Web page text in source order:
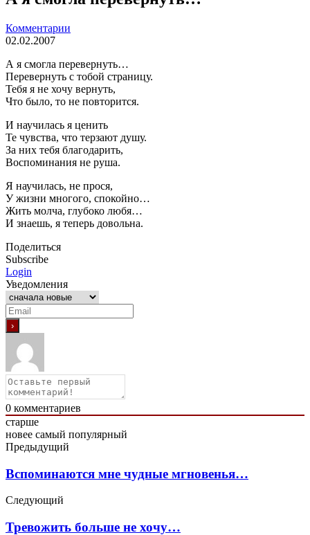
Комментарии
02.02.2007
А я смогла перевернуть…
Перевернуть с тобой страницу.
Тебя я не хочу вернуть,
Что было, то не повторится.
И научилась я ценить
Те чувства, что терзают душу.
За них тебя благодарить,
Воспоминания не руша.
Я научилась, не прося,
У жизни многого, спокойно…
Жить молча, глубоко любя…
И знаешь, я теперь довольна.
Поделиться
Subscribe
Login
Уведомления
0 комментариев
старше
новее самый популярный
Предыдущий
Вспоминаются мне чудные мгновенья…
Следующий
Тревожить больше не хочу…